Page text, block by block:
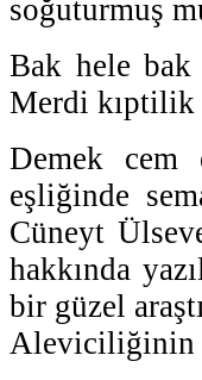
soğuturmuş
Bak hele
Merdi kıptilik
Demek cem
eşliğinde
Cüneyt
hakkında
bir güzel
Aleviciliğinin